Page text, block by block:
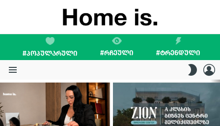
#ᲞᲝᲞᲣᲚᲐᲠᲣᲚᲘ #ᲠᲩᲔᲣᲚᲘ #ᲢᲠᲔᲜᲓᲣᲚᲘ
SKIN
STORIES